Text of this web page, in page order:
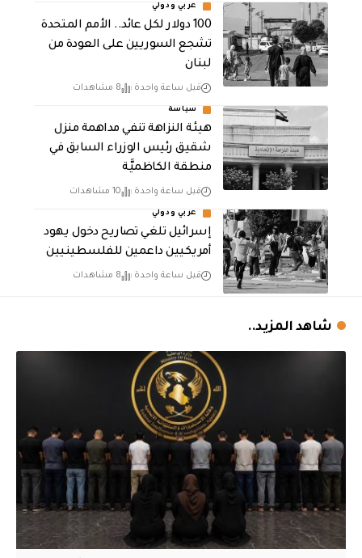
عربي ودولي
100 دولار لكل عائد.. الأمم المتحدة
تشجع السوريين على العودة من
لبنان
قبل ساعة واحدة 8 مشاهدات
سياسة
هيئة النزاهة تنفي مداهمة منزل
شقيق رئيس الوزراء السابق في
منطقة الكاظميَّة
قبل ساعة واحدة 10 مشاهدات
عربي ودولي
إسرائيل تلغي تصاريح دخول يهود
أمريكيين داعمين للفلسطينيين
قبل ساعة واحدة 8 مشاهدات
شاهد المزيد..